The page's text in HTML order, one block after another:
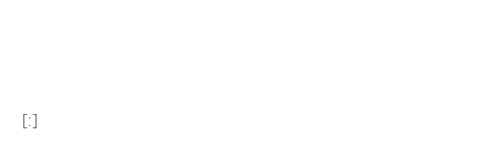
[:]